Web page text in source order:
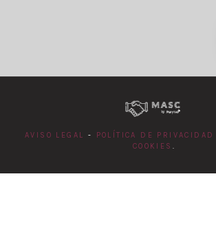
AVISO LEGAL - POLÍTICA DE PRIVACIDAD
COOKIES .